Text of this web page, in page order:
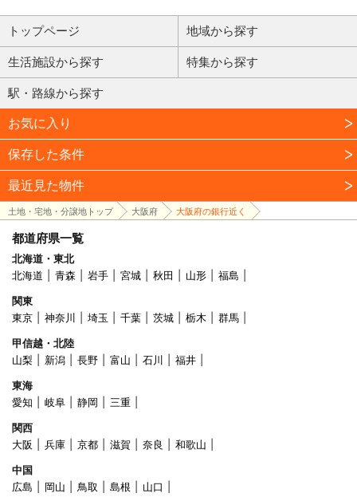
トップページ 地域から探す
生活施設から探す 特集から探す
駅・路線から探す
お気に入り
保存した条件
最近見た物件
土地・宅地・分譲地トップ 大阪府 大阪府の銀行近く
都道府県一覧
北海道・東北
北海道
青森 岩手 宮城 秋田 山形
福島
関東
東京
神奈川 埼玉 千葉 茨城 栃木
群馬
甲信越・北陸
山梨
新潟 長野 富山 石川
福井
東海
愛知
岐阜 静岡
三重
関西
大阪
兵庫 京都 滋賀 奈良
和歌山
中国
広島
岡山 鳥取 島根
山口